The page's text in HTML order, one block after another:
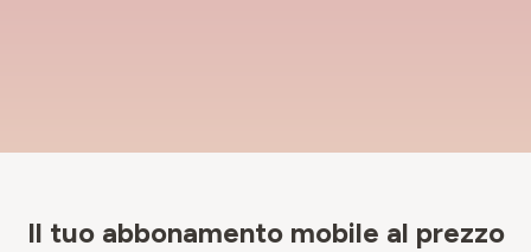
Il tuo abbonamento mobile al prezzo